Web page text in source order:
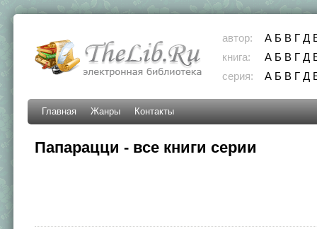
автор: А Б В Г Д
книга:
А Б В Г Д
серия:
А Б В Г Д
Главная Жанры Контакты
Папарацци - все книги серии